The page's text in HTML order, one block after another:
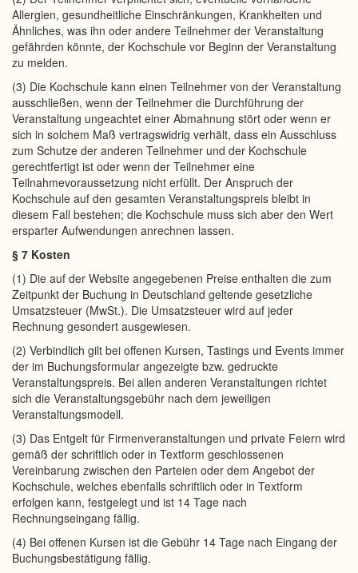
Allergien, gesundheitliche Einschränkungen, Krankheiten und
Ähnliches, was ihn oder andere Teilnehmer der Veranstaltung
gefährden könnte, der Kochschule vor Beginn der Veranstaltung
zu melden.
(3) Die Kochschule kann einen Teilnehmer von der Veranstaltung
ausschließen, wenn der Teilnehmer die Durchführung der
Veranstaltung ungeachtet einer Abmahnung stört oder wenn er
sich in solchem Maß vertragswidrig verhält, dass ein Ausschluss
zum Schutze der anderen Teilnehmer und der Kochschule
gerechtfertigt ist oder wenn der Teilnehmer eine
Teilnahmevoraussetzung nicht erfüllt. Der Anspruch der
Kochschule auf den gesamten Veranstaltungspreis bleibt in
diesem Fall bestehen; die Kochschule muss sich aber den Wert
ersparter Aufwendungen anrechnen lassen.
§ 7 Kosten
(1) Die auf der Website angegebenen Preise enthalten die zum
Zeitpunkt der Buchung in Deutschland geltende gesetzliche
Umsatzsteuer (MwSt.). Die Umsatzsteuer wird auf jeder
Rechnung gesondert ausgewiesen.
(2) Verbindlich gilt bei offenen Kursen, Tastings und Events immer
der im Buchungsformular angezeigte bzw. gedruckte
Veranstaltungspreis. Bei allen anderen Veranstaltungen richtet
sich die Veranstaltungsgebühr nach dem jeweiligen
Veranstaltungsmodell.
(3) Das Entgelt für Firmenveranstaltungen und private Feiern wird
gemäß der schriftlich oder in Textform geschlossenen
Vereinbarung zwischen den Parteien oder dem Angebot der
Kochschule, welches ebenfalls schriftlich oder in Textform
erfolgen kann, festgelegt und ist 14 Tage nach
Rechnungseingang fällig.
(4) Bei offenen Kursen ist die Gebühr 14 Tage nach Eingang der
Buchungsbestätigung fällig.